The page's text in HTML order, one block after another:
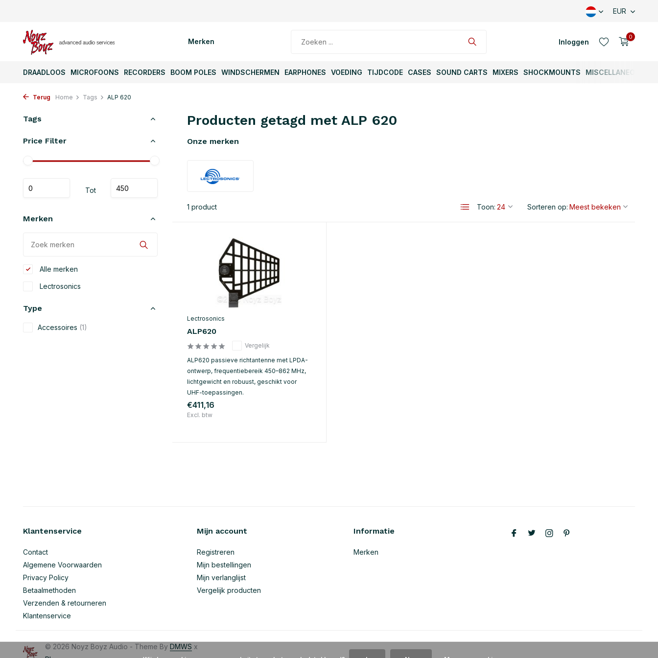
EUR
Merken Inloggen
0
DRAADLOOS MICROFOONS RECORDERS BOOM POLES WINDSCHERMEN EARPHONES VOEDING TIJDCODE CASES SOUND CARTS MIXERS SHOCKMOUNTS MISCELLANEOUS
Terug Home Tags ALP 620
Tags
Price Filter
Tot
Merken
Alle merken
Lectrosonics
Type
Accessoires (1)
Producten getagd met ALP 620
Onze merken
1 product Toon: Sorteren op:
Lectrosonics
ALP620
Vergelijk
ALP620 passieve richtantenne met LPDA-
ontwerp, frequentiebereik 450–862 MHz,
lichtgewicht en robuust, geschikt voor
UHF-toepassingen.
€411,16
Excl. btw
Klantenservice
Contact
Algemene Voorwaarden
Privacy Policy
Betaalmethoden
Verzenden & retourneren
Klantenservice
Mijn account
Registreren
Mijn bestellingen
Mijn verlanglijst
Vergelijk producten
Informatie
Merken
© 2026 Noyz Boyz Audio - Theme By DMWS x